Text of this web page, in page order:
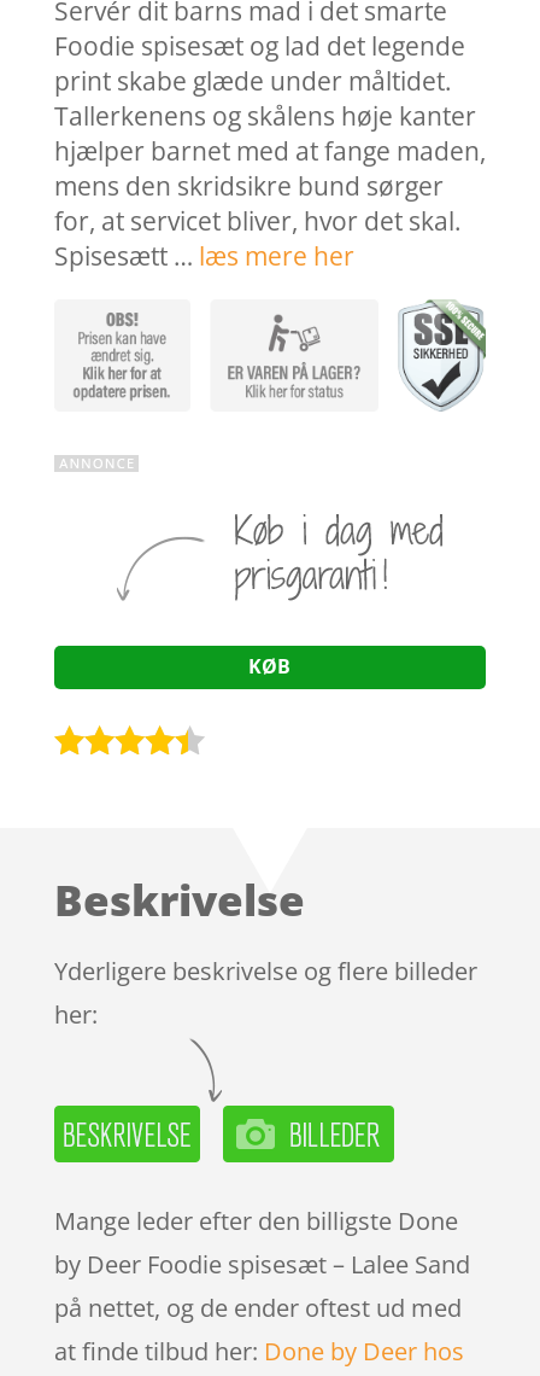
279,95 kr..
Servér dit barns mad i det smarte
Foodie spisesæt og lad det legende
print skabe glæde under måltidet.
Tallerkenens og skålens høje kanter
hjælper barnet med at fange maden,
mens den skridsikre bund sørger
for, at servicet bliver, hvor det skal.
Spisesætt … læs mere her
KØB
på
mmelser
Beskrivelse
Yderligere beskrivelse og flere billeder
her:
Mange leder efter den billigste Done
by Deer Foodie spisesæt – Lalee Sand
på nettet, og de ender oftest ud med
at finde tilbud her: Done by Deer hos